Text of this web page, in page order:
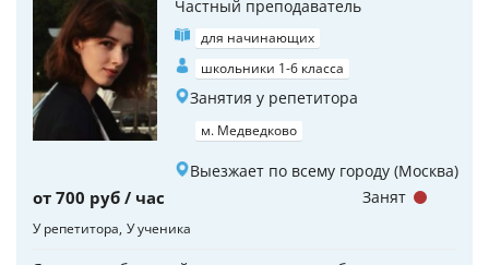
Частный преподаватель
для начинающих
школьники 1-6 класса
Занятия у репетитора
м. Медведково
Выезжает по всему городу (Москва)
от 700 руб / час
У репетитора У ученика
Занят